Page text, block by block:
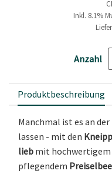
Inkl. 8.1%
Anzahl
Produktbeschreibung
Manchmal ist es an
lassen - mit den
lieb mit hochwertigem
pflegendem